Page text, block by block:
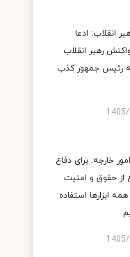
انقلاب: ادعا
واکنش رهبر انقلاب
رئیس جمهور کذب
خارجه: برای دفاع
از حقوق و امنیت
ابزارها استفاده